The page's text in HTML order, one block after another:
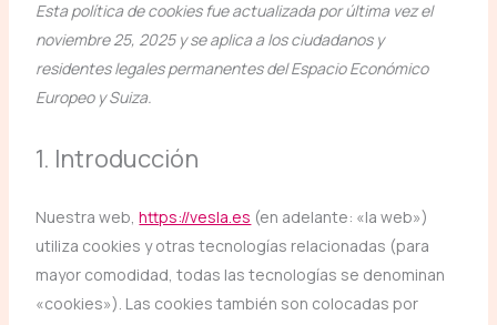
Esta política de cookies fue actualizada por última vez el
noviembre 25, 2025 y se aplica a los ciudadanos y
residentes legales permanentes del Espacio Económico
Europeo y Suiza.
1. Introducción
Nuestra web,https://vesla.es (en adelante: «la web»)
utiliza cookies y otras tecnologías relacionadas (para
mayor comodidad, todas las tecnologías se denominan
«cookies»). Las cookies también son colocadas por
Consent
service
Consent
service
Consent
service
Consent
service
Consent
service
Consent
service
Consent
service
Consent
service
Consent
service